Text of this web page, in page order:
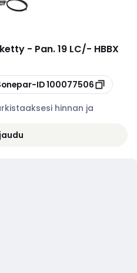
- Pan. 19 LC/- HBBX
ID100077506
hinnan ja